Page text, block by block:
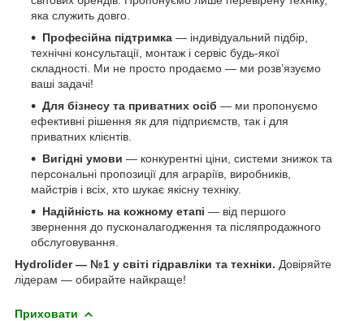
яка служить довго.
Професійна підтримка — індивідуальний підбір,
технічні консультації, монтаж і сервіс будь-якої
складності. Ми не просто продаємо — ми розв’язуємо
ваші задачі!
Для бізнесу та приватних осіб — ми пропонуємо
ефективні рішення як для підприємств, так і для
приватних клієнтів.
Вигідні умови — конкурентні ціни, системи знижок та
персональні пропозиції для аграріїв, виробників,
майстрів і всіх, хто шукає якісну техніку.
Надійність на кожному етапі — від першого
звернення до пусконалагодження та післяпродажного
обслуговування.
Hydrolider — №1 у світі гідравліки та техніки. Довіряйте
лідерам — обирайте найкраще!
Приховати